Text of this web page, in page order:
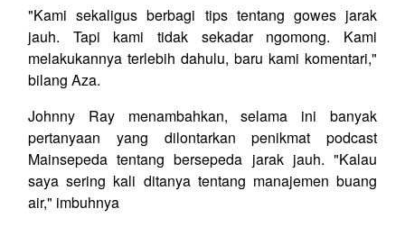
"Kami sekaligus berbagi tips tentang gowes jarak
jauh. Tapi kami tidak sekadar ngomong. Kami
melakukannya terlebih dahulu, baru kami komentari,"
bilang Aza.
Johnny Ray menambahkan, selama ini banyak
pertanyaan yang dilontarkan penikmat podcast
Mainsepeda tentang bersepeda jarak jauh. "Kalau
saya sering kali ditanya tentang manajemen buang
air," imbuhnya